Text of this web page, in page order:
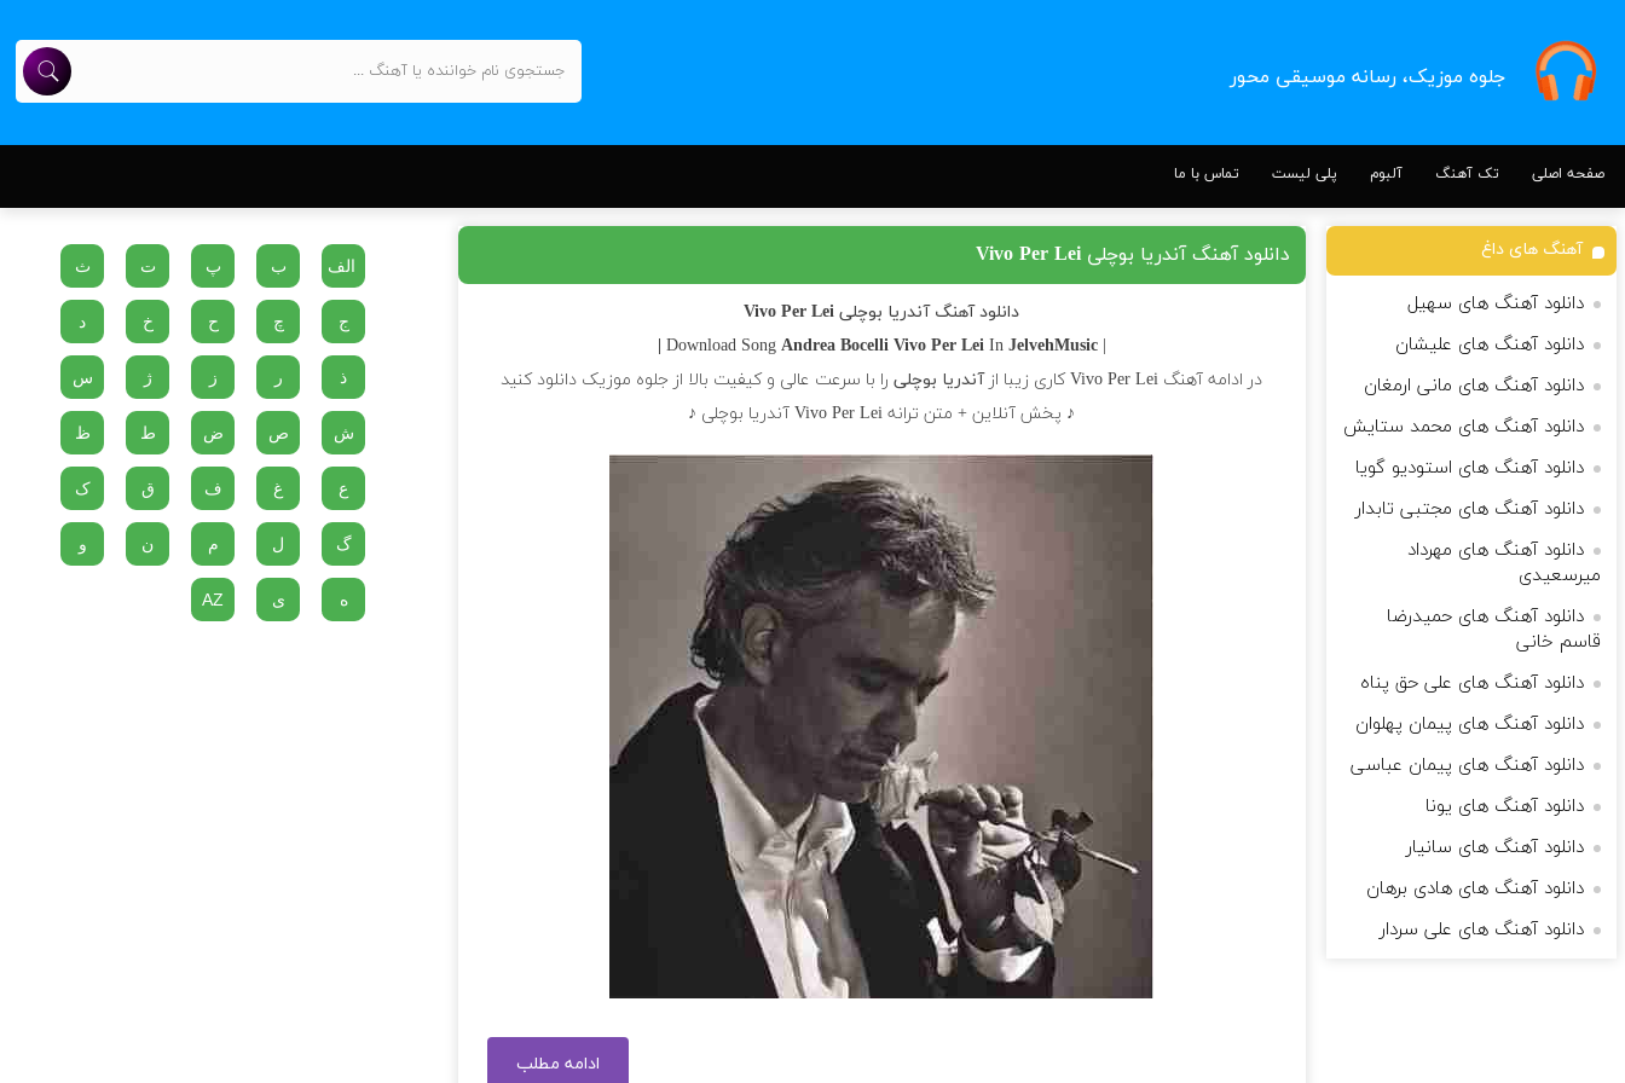
جلوه موزیک، رسانه موسیقی محور
صفحه اصلی تک آهنگ آلبوم پلی لیست تماس با ما
دانلود آهنگ آندریا بوچلی Vivo Per Lei
دانلود آهنگ آندریا بوچلی Vivo Per Lei
| Download Song
Andrea Bocelli Vivo Per LeiIn JelvehMusic |
در ادامه آهنگ Vivo Per Lei کاری زیبا از
آندریا بوچلیرا با سرعت عالی و کیفیت بالا از جلوه موزیک دانلود کنید
♪ پخش آنلاین + متن ترانه Vivo Per Lei آندریا بوچلی ♪
ادامه مطلب
آهنگ های داغ
دانلود آهنگ های سهیل
دانلود آهنگ های علیشان
دانلود آهنگ های مانی ارمغان
دانلود آهنگ های محمد ستایش
دانلود آهنگ های استودیو گویا
دانلود آهنگ های مجتبی تابدار
دانلود آهنگ های مهرداد
میرسعیدی
دانلود آهنگ های حمیدرضا
قاسم خانی
دانلود آهنگ های علی حق پناه
دانلود آهنگ های پیمان پهلوان
دانلود آهنگ های پیمان عباسی
دانلود آهنگ های یونا
دانلود آهنگ های سانیار
دانلود آهنگ های هادی برهان
دانلود آهنگ های علی سردار
الف ب پ ت ث
ج چ ح خ د
ذ ر ز ژ س
ش ص ض ط ظ
ع غ ف ق ک
گ ل م ن و
ه ی AZ